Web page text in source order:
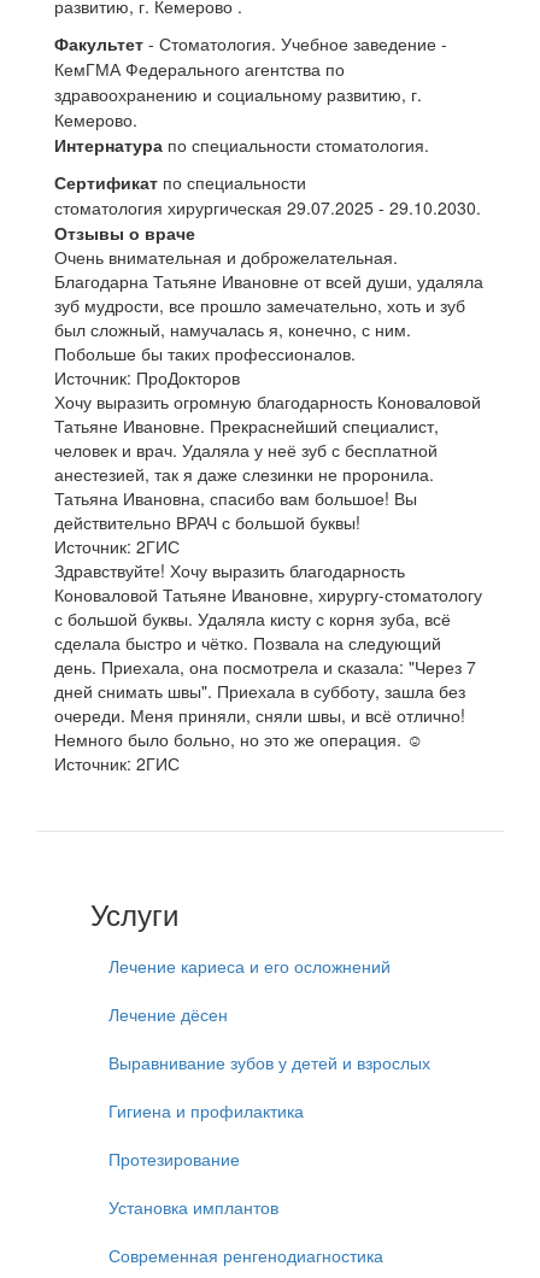
развитию, г. Кемерово .
Факультет - Стоматология. Учебное заведение -
КемГМА Федерального агентства по
здравоохранению и социальному развитию, г.
Кемерово.
Интернатура по специальности стоматология.
Сертификат по специальности
стоматология хирургическая 29.07.2025 - 29.10.2030.
Отзывы о враче
Очень внимательная и доброжелательная.
Благодарна Татьяне Ивановне от всей души, удаляла
зуб мудрости, все прошло замечательно, хоть и зуб
был сложный, намучалась я, конечно, с ним.
Побольше бы таких профессионалов.
Источник: ПроДокторов
Хочу выразить огромную благодарность Коноваловой
Татьяне Ивановне. Прекраснейший специалист,
человек и врач. Удаляла у неё зуб с бесплатной
анестезией, так я даже слезинки не проронила.
Татьяна Ивановна, спасибо вам большое! Вы
действительно ВРАЧ с большой буквы!
Источник: 2ГИС
Здравствуйте! Хочу выразить благодарность
Коноваловой Татьяне Ивановне, хирургу-стоматологу
с большой буквы. Удаляла кисту с корня зуба, всё
сделала быстро и чётко. Позвала на следующий
день. Приехала, она посмотрела и сказала: "Через 7
дней снимать швы". Приехала в субботу, зашла без
очереди. Меня приняли, сняли швы, и всё отлично!
Немного было больно, но это же операция. ☺
Источник: 2ГИС
Услуги
Лечение кариеса и его осложнений
Лечение дёсен
Выравнивание зубов у детей и взрослых
Гигиена и профилактика
Протезирование
Установка имплантов
Современная ренгенодиагностика